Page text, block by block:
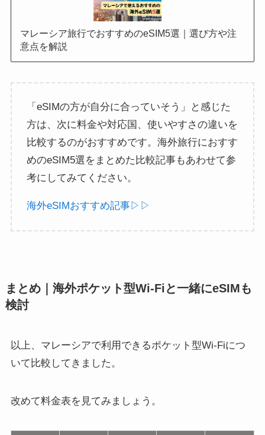
マレーシア旅行でおすすめのeSIM5選｜選び方や注
意点を解説
「eSIMの方が自分に合っていそう」と感じた
方は、次に料金や対応国、使いやすさの違いを
比較するのがおすすめです。海外旅行におすす
めのeSIM5選をまとめた比較記事もあわせて参
考にしてみてください。
海外eSIMおすすめ記事▷▷
まとめ｜海外ポケット型Wi-Fiと一緒にeSIMも
検討
以上、マレーシアで利用できるポケット型Wi-Fiにつ
いて比較してきました。
改めて料金表を見てみましょう。